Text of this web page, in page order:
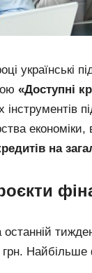
українські
«Доступні
інструментів
на
Найбільше